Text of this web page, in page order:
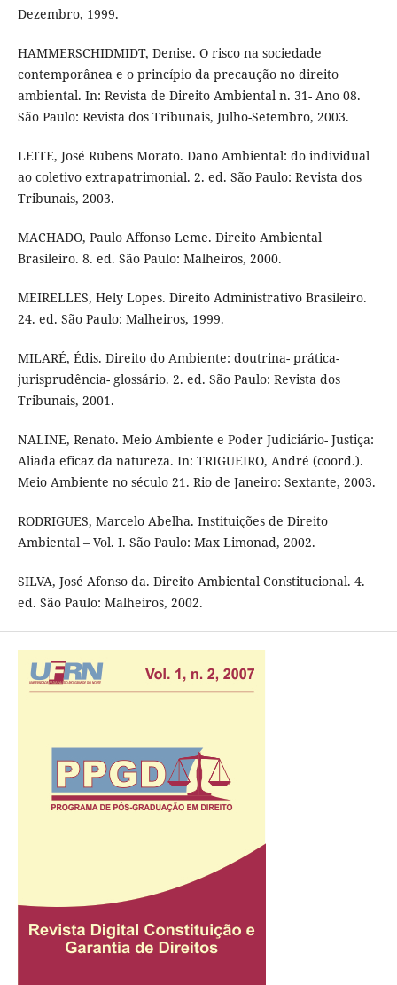
Dezembro, 1999.
HAMMERSCHIDMIDT, Denise. O risco na sociedade
contemporânea e o princípio da precaução no direito
ambiental. In: Revista de Direito Ambiental n. 31- Ano 08.
São Paulo: Revista dos Tribunais, Julho-Setembro, 2003.
LEITE, José Rubens Morato. Dano Ambiental: do individual
ao coletivo extrapatrimonial. 2. ed. São Paulo: Revista dos
Tribunais, 2003.
MACHADO, Paulo Affonso Leme. Direito Ambiental
Brasileiro. 8. ed. São Paulo: Malheiros, 2000.
MEIRELLES, Hely Lopes. Direito Administrativo Brasileiro.
24. ed. São Paulo: Malheiros, 1999.
MILARÉ, Édis. Direito do Ambiente: doutrina- prática-
jurisprudência- glossário. 2. ed. São Paulo: Revista dos
Tribunais, 2001.
NALINE, Renato. Meio Ambiente e Poder Judiciário- Justiça:
Aliada eficaz da natureza. In: TRIGUEIRO, André (coord.).
Meio Ambiente no século 21. Rio de Janeiro: Sextante, 2003.
RODRIGUES, Marcelo Abelha. Instituições de Direito
Ambiental – Vol. I. São Paulo: Max Limonad, 2002.
SILVA, José Afonso da. Direito Ambiental Constitucional. 4.
ed. São Paulo: Malheiros, 2002.